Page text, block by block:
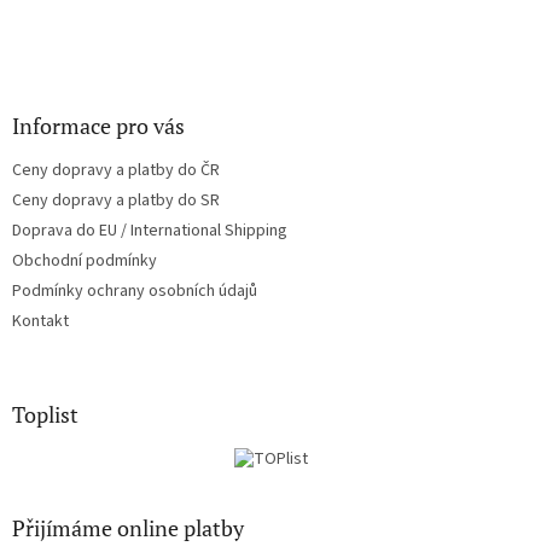
Informace pro vás
Ceny dopravy a platby do ČR
Ceny dopravy a platby do SR
Doprava do EU / International Shipping
Obchodní podmínky
Podmínky ochrany osobních údajů
Kontakt
Toplist
Přijímáme online platby